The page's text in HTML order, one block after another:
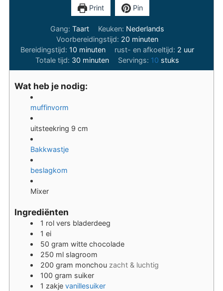
Print Pin
Gang:Taart Keuken: Nederlands
Voorbereidingstijd: 20minuten
minuten
Bereidingstijd: 10 minuten
minuten rust- en afkoeltijd: 2uur
uur
Totale tijd: 30 minuten
minuten Servings: 10 stuks
Wat heb je nodig:
muffinvorm
uitsteekring 9 cm
Bakkwastje
beslagkom
Mixer
Ingrediënten
1 rol vers bladerdeeg
1 ei
50 gram witte chocolade
250 ml slagroom
200 gram monchou zacht & luchtig
100 gram suiker
1 zakje vanillesuiker